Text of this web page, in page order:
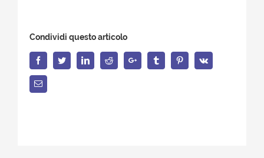
Condividi questo articolo
FacebookTwitterLinkedInReddit Google+ Tumblr PinterestVk
Email